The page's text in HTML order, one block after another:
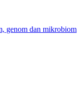
genom dan mikrobiom